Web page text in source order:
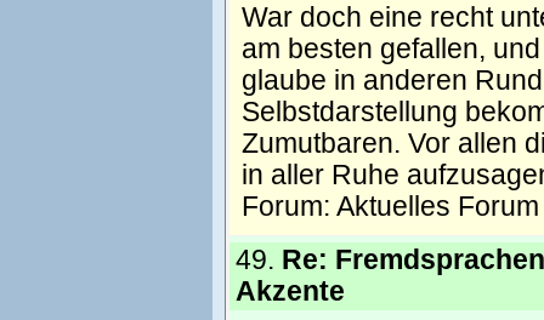
War doch eine recht
am besten gefallen,
glaube in anderen
Selbstdarstellung
Zumutbaren. Vor allen
in aller Ruhe
Forum: Aktuelles Forum
49. Re:
Akzente